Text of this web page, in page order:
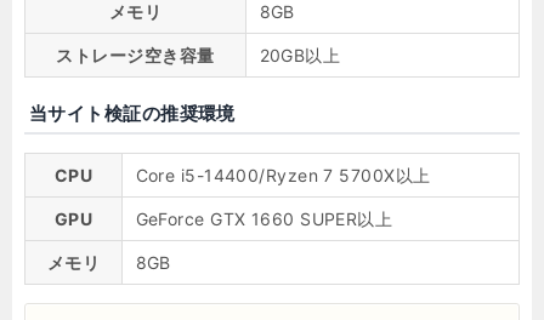
メモリ 8GB
ストレージ空き容量 20GB以上
当サイト検証の推奨環境
CPU Core i5-14400/Ryzen 7 5700X以上
GPU GeForce GTX 1660 SUPER以上
メモリ 8GB